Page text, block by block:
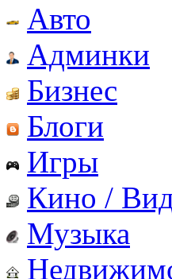
Авто
Админки
Бизнес
Блоги
Игры
Кино /
Музыка